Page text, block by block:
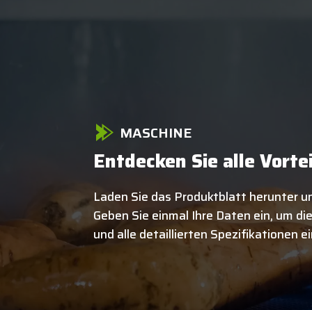
MASCHINE
Entdecken Sie alle
Laden Sie das Produktblatt herunter
Geben Sie einmal Ihre Daten ein, um
und alle detaillierten Spezifikationen